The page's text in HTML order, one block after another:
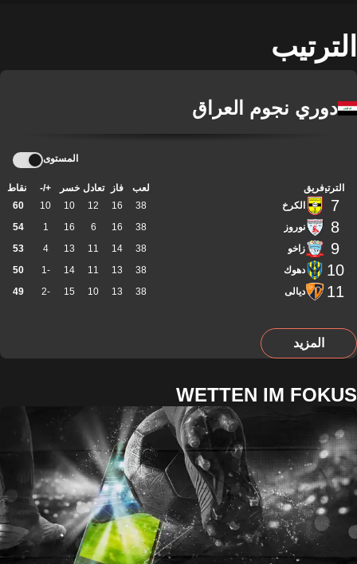
الترتيب
دوري نجوم العراق
المستوى
الترتيبفريق لعب فاز تعادل خسر +/- نقاط
7 الكرخ 38
16
12
10
10
60
8 نوروز 38
16
6
16
1
54
9 زاخو 38
14
11
13
4
53
10 دهوك 38
13
11
14
-1
50
11 ديالى 38
13
10
15
-2
49
المزيد
WETTEN IM FOKUS